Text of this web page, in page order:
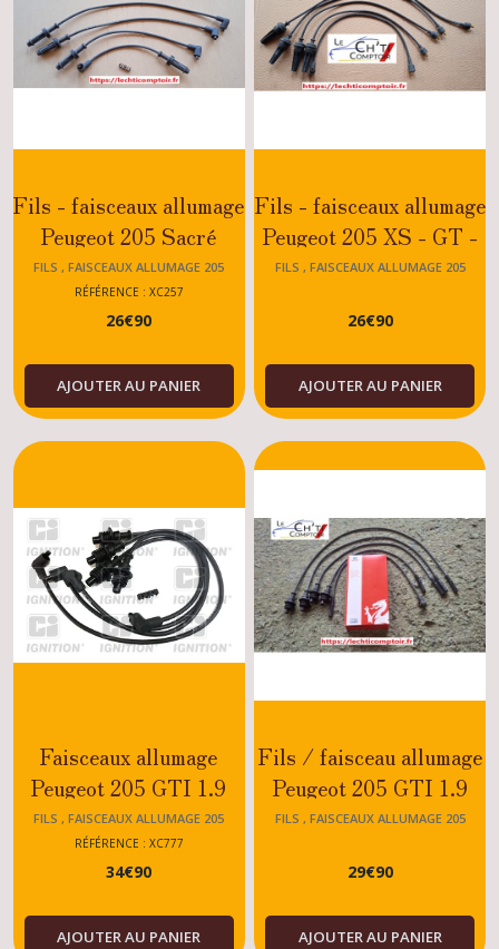
Fils - faisceaux allumage
Peugeot 205 Sacré
Numéro - Junior -1.0i -
1.1i - 1.4i
FILS , FAISCEAUX ALLUMAGE 205
RÉFÉRENCE : XC257
26€90
AJOUTER AU PANIER
Fils - faisceaux allumage
Peugeot 205 XS - GT -
JUNIOR - XW - XY
FILS , FAISCEAUX ALLUMAGE 205
26€90
AJOUTER AU PANIER
Faisceaux allumage
Peugeot 205 GTI 1.9
105
FILS , FAISCEAUX ALLUMAGE 205
RÉFÉRENCE : XC777
34€90
AJOUTER AU PANIER
Fils / faisceau allumage
Peugeot 205 GTI 1.9
Avant 12.1990
FILS , FAISCEAUX ALLUMAGE 205
29€90
AJOUTER AU PANIER